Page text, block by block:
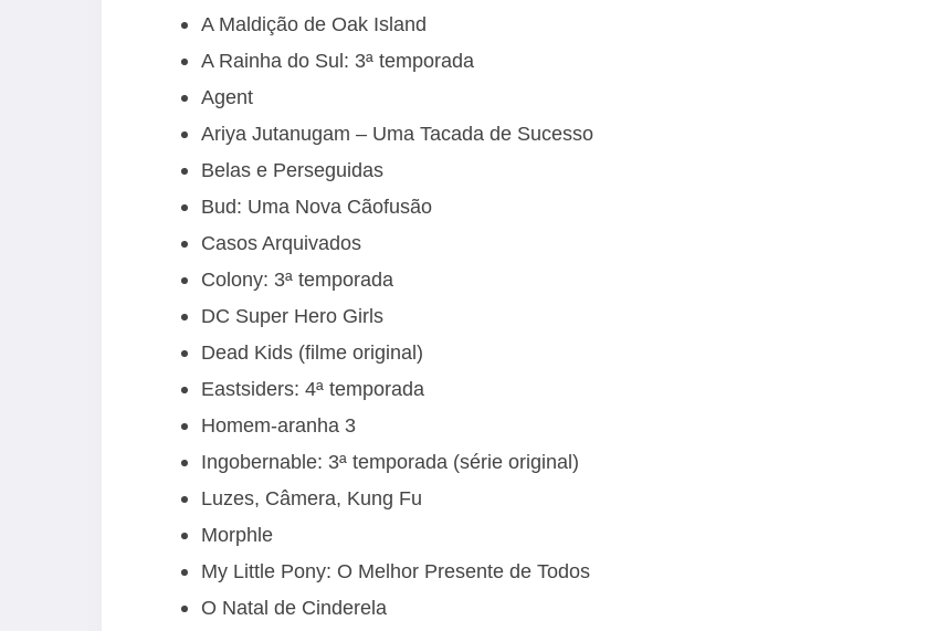
A Maldição de Oak Island
A Rainha do Sul: 3ª temporada
Agent
Ariya Jutanugam – Uma Tacada de Sucesso
Belas e Perseguidas
Bud: Uma Nova Cãofusão
Casos Arquivados
Colony: 3ª temporada
DC Super Hero Girls
Dead Kids (filme original)
Eastsiders: 4ª temporada
Homem-aranha 3
Ingobernable: 3ª temporada (série original)
Luzes, Câmera, Kung Fu
Morphle
My Little Pony: O Melhor Presente de Todos
O Natal de Cinderela